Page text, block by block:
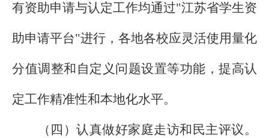
有资助申请与认定工作均通过"江苏省学生资
助申请平台"进行，各地各校应灵活使用量化
分值调整和自定义问题设置等功能，提高认
定工作精准性和本地化水平。
（四）认真做好家庭走访和民主评议。